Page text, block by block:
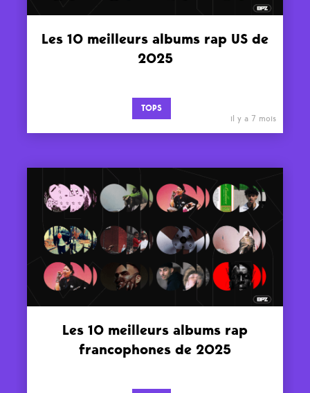
Les 10 meilleurs albums rap US de
2025
TOPS
il y a 7 mois
Les 10 meilleurs albums rap
francophones de 2025